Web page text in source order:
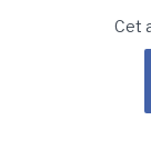
Cet